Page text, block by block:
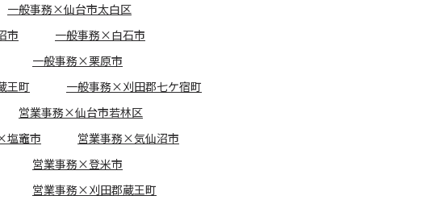
一般事務×仙台市太白区
市
一般事務×白石市
一般事務×栗原市
王町
一般事務×刈田郡七ケ宿町
営業事務×仙台市若林区
塩竈市
営業事務×気仙沼市
営業事務×登米市
営業事務×刈田郡蔵王町